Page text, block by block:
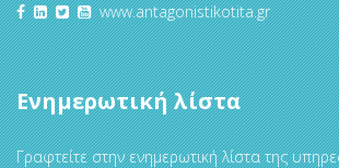
www.antagonistikotita.gr
Ενημερωτική λίστα
Γραφτείτε στην ενημερωτική λίστα της